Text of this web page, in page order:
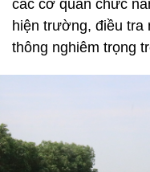
các cơ quan chức
hiện trường, điều tra
thông nghiêm trọng